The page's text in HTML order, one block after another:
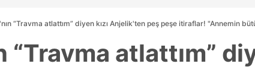
“Travma atlattım” diyen kızı Anjelik'ten peş peşe itiraflar! "Annemin
atlattım”